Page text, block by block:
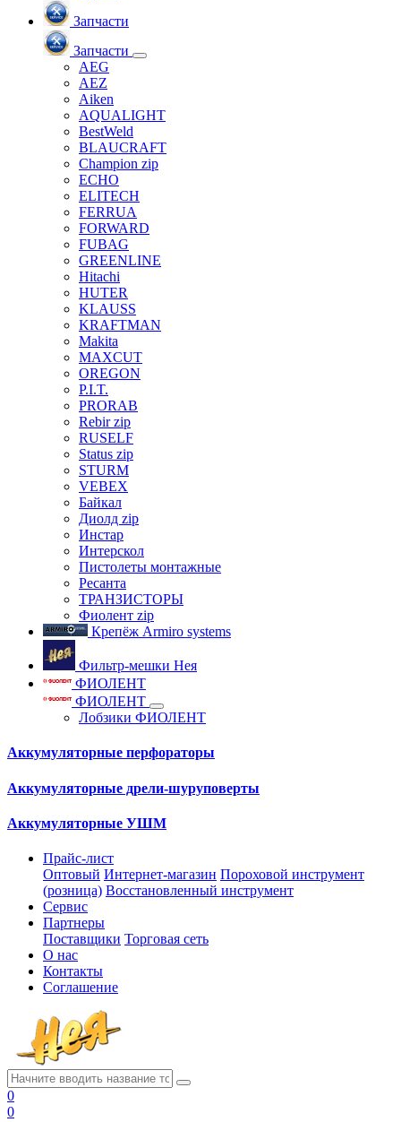
Запчасти
Запчасти
AEG
AEZ
Aiken
AQUALIGHT
BestWeld
BLAUCRAFT
Champion zip
ECHO
ELITECH
FERRUA
FORWARD
FUBAG
GREENLINE
Hitachi
HUTER
KLAUSS
KRAFTMAN
Makita
MAXCUT
OREGON
P.I.T.
PRORAB
Rebir zip
RUSELF
Status zip
STURM
VEBEX
Байкал
Диолд zip
Инстар
Интерскол
Пистолеты монтажные
Ресанта
ТРАНЗИСТОРЫ
Фиолент zip
Крепёж Armiro systems
Фильтр-мешки Нея
ФИОЛЕНТ
ФИОЛЕНТ
Лобзики ФИОЛЕНТ
Аккумуляторные перфораторы
Аккумуляторные дрели-шуруповерты
Аккумуляторные УШМ
Прайс-лист
Оптовый Интернет-магазин Пороховой инструмент
(розница) Восстановленный инструмент
Сервис
Партнеры
Поставщики Торговая сеть
О нас
Контакты
Соглашение
0
0